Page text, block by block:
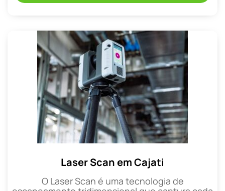
Laser Scan em Cajati
O Laser Scan é uma tecnologia de